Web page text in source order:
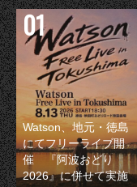
Watson、地元・徳島
にてフリーライブ開
催 『阿波おどり
2026』に併せて実施